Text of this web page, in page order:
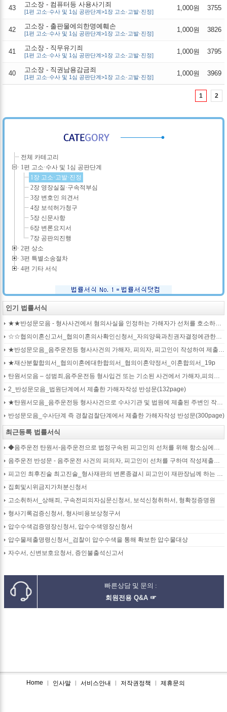
43 고소장 - 컴퓨터등 사용사기죄
[1편 고소·수사 및 1심 공판단계>1장 고소·고발·진정] 1,000원 3755
42 고소장 - 출판물에의한명예훼손
[1편 고소·수사 및 1심 공판단계>1장 고소·고발·진정] 1,000원 3826
41 고소장 - 직무유기죄
[1편 고소·수사 및 1심 공판단계>1장 고소·고발·진정] 1,000원 3795
40 고소장 - 직권남용감금죄
[1편 고소·수사 및 1심 공판단계>1장 고소·고발·진정] 1,000원 3969
1 2
전체 카테고리
1편 고소·수사 및 1심 공판단계
1장 고소·고발·진정
2장 영장실질·구속적부심
3장 변호인 의견서
4장 보석허가청구
5장 신문사항
6장 변론요지서
7장 공판의진행
2편 상소
3편 특별소송절차
4편 기타 서식
인기 법률서식
★★반성문모음 - 형사사건에서 혐의사실을 인정하는 가해자가 선처를 호소하며 제출작성하는 반성문2
☆☆협의이혼신고서_협의이혼의사확인신청서_자의양육과친권자결정에관한협의서_22p
★반성문모음_음주운전등 형사사건의 가해자, 피의자, 피고인이 작성하여 제출하는 반성문모음(380page)
★재산분할합의서_협의이혼에대한합의서_협의이혼약정서_이혼합의서_19p
탄원서모음 – 성범죄,음주운전등 형사입건 또는 기소된 사건에서 가해자,피의자,피고인을 위하여 선처를 호소하는 내용(지인분들 작성)
2_반성문모음_법원단계에서 제출한 가해자작성 반성문(132page)
★탄원서모음_음주운전등 형사사건으로 수사기관 및 법원에 제출된 주변인 작성 선처호소 탄원서(208page)
반성문모음_수사단계 즉 경찰검찰단계에서 제출한 가해자작성 반성문(300page)
최근등록 법률서식
◆음주운전 탄원서-음주운전으로 법정구속된 피고인의 선처를 위해 항소심에서 제출하는 탄원서(45page)
음주운전 반성문 - 음주운전 사건의 피의자, 피고인이 선처를 구하며 작성제출하는 반성문
피고인 최후진술 최고진술_형사재판의 변론종결시 피고인이 재판장님께 하는 최종진술 의견내용(36페이지)
집회및시위금지가처분신청서
고소취하서_상해죄, 구속전피의자심문신청서, 보석신청취하서, 형확정증명원
형사기록검증신청서, 형사비용보상청구서
압수수색검증영장신청서, 압수수색영장신청서
압수물제출명령신청서_검찰이 압수수색을 통해 확보한 압수물대상
자수서, 신변보호요청서, 증인불출석신고서
빠른상담 및 문의 :
회원전용 Q&A ☞
Home 인사말 서비스안내 저작권정책 제휴문의